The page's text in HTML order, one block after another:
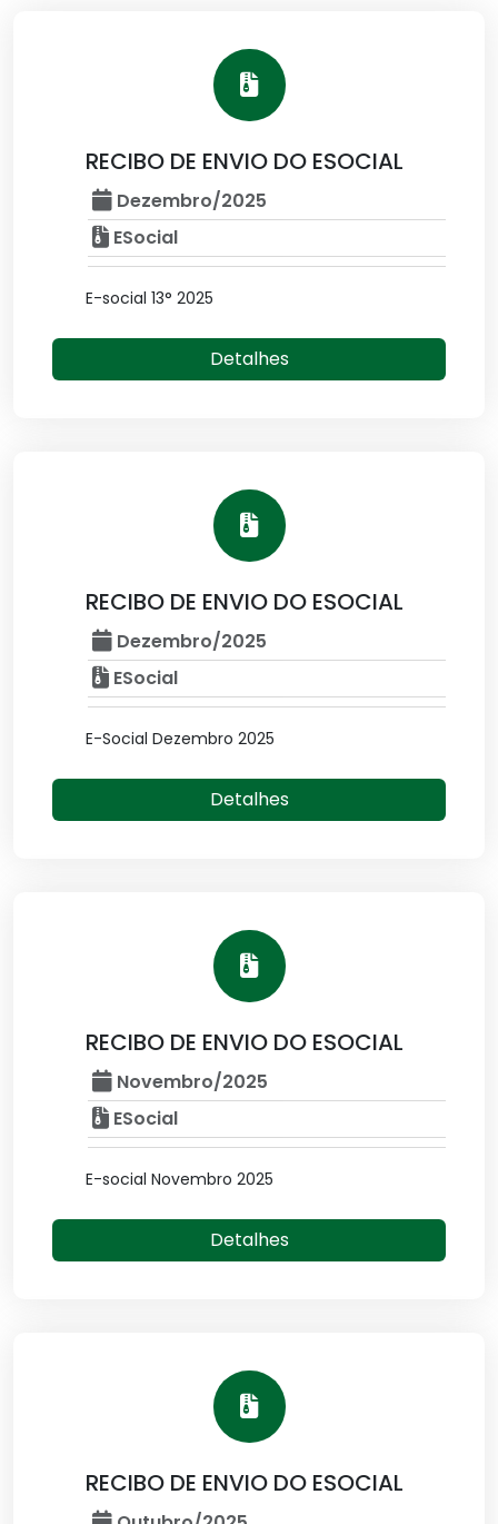
RECIBO DE ENVIO DO ESOCIAL
Dezembro/2025
ESocial
E-social 13° 2025
Detalhes
RECIBO DE ENVIO DO ESOCIAL
Dezembro/2025
ESocial
E-Social Dezembro 2025
Detalhes
RECIBO DE ENVIO DO ESOCIAL
Novembro/2025
ESocial
E-social Novembro 2025
Detalhes
RECIBO DE ENVIO DO ESOCIAL